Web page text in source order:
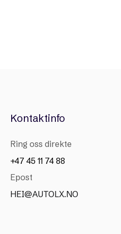
Kontaktinfo
Ring oss direkte
+47 45 11 74 88
Epost
HEI@AUTOLX.NO